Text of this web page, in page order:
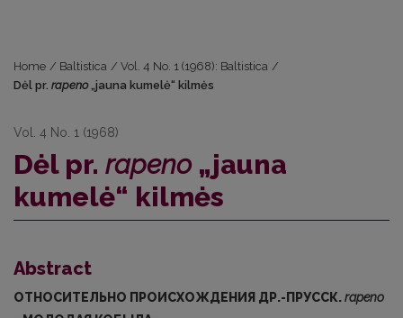
Home / Baltistica / Vol. 4 No. 1 (1968): Baltistica /
Dėl pr. rapeno„jauna kumelė“ kilmės
Vol. 4 No. 1 (1968)
Dėl pr. rapeno „jauna
kumelė“ kilmės
Abstract
ОТНОСИТЕЛЬНО ПРОИСХОЖДЕНИЯ ДР.-ПРУССК.rapeno